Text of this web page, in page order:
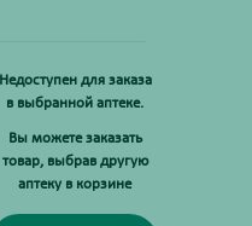
Недоступен для заказа
в выбранной аптеке.
Вы можете заказать
товар, выбрав другую
аптеку в корзине